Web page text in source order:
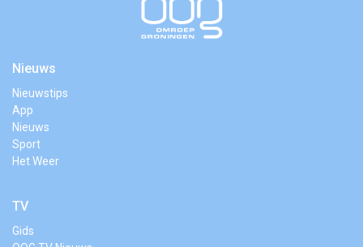
Nieuws
Nieuwstips
App
Nieuws
Sport
Het Weer
TV
Gids